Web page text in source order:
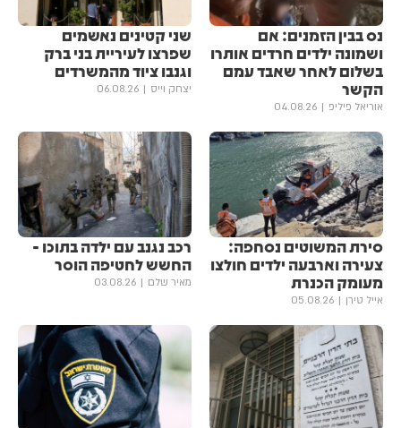
נס בבין הזמנים: אם
ושמונה ילדים חרדים אותרו
בשלום לאחר שאבד עמם
הקשר
אוריאל פיליפ 04.08.26
שני קטינים נאשמים
שפרצו לעיריית בני ברק
וגנבו ציוד מהמשרדים
יצחק וייס 06.08.26
סירת המשוטים נסחפה:
צעירה וארבעה ילדים חולצו
מעומק הכנרת
אייל טירן 05.08.26
רכב נגנב עם ילדה בתוכו -
החשש לחטיפה הוסר
מאיר שלם 03.08.26